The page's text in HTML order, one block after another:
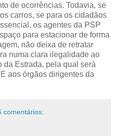
de ocorrências. Todavia, se
carros, se para os cidadãos
os agentes da PSP
para estacionar de forma
não deixa de retratar
numa clara ilegalidade ao
da Estrada, pela qual será
aos órgãos dirigentes da
comentários: